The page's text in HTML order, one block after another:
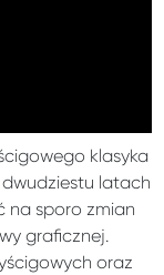
klasyka
dwudziestu latach
na sporo zmian
graficznej.
oraz